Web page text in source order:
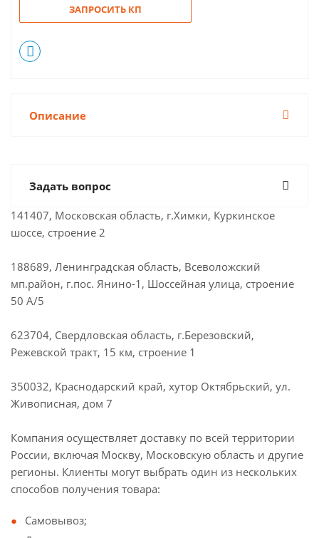
ЗАПРОСИТЬ КП
Описание
Задать вопрос
141407, Московская область, г.Химки, Куркинское
шоссе, строение 2
188689, Ленинградская область, Всеволожский
мп.район, г.пос. Янино-1, Шоссейная улица, строение
50 А/5
623704, Свердловская область, г.Березовский,
Режевской тракт, 15 км, строение 1
350032, Краснодарский край, хутор Октябрьский, ул.
Живописная, дом 7
Компания осуществляет доставку по всей территории
России, включая Москву, Московскую область и другие
регионы. Клиенты могут выбрать один из нескольких
способов получения товара:
Самовывоз;